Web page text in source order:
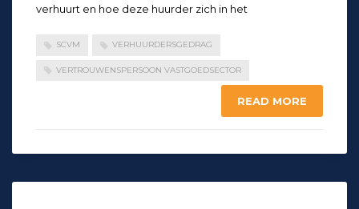
verhuurt en hoe deze huurder zich in het
SCVM VERHUURDERSGEDRAG
VERTROUWENSPERSOON VASTGOEDSECTOR
READ MORE